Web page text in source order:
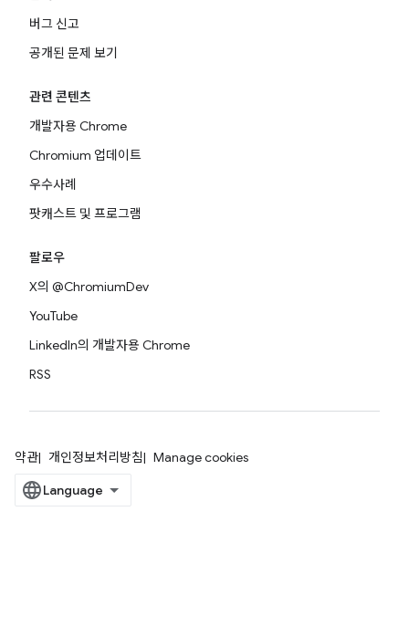
버그 신고
공개된 문제 보기
관련 콘텐츠
개발자용 Chrome
Chromium 업데이트
우수사례
팟캐스트 및 프로그램
팔로우
X의 @ChromiumDev
YouTube
LinkedIn의 개발자용 Chrome
RSS
약관 개인정보처리방침 Manage cookies